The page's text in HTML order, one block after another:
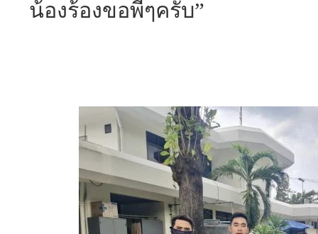
น้องร้องขอพี่ๆครับ”